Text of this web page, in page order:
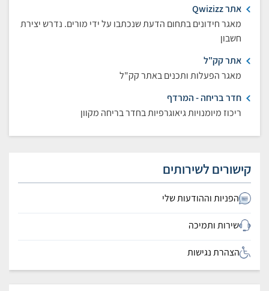
אתר Qwizizz
מאגר חידונים בתחום הדעת שנכתבו על ידי מורים. נדרש יצירת
חשבון
אתר קק"ל
מאגר הפעלות ותכנים באתר קק"ל
חדר בריחה - המרדף
ריכוז מיומנויות גיאוגרפיות בחדר בריחה מקוון
קישורים לשירותים
הפניות וההודעות שלי
שירות ותמיכה
הצהרת נגישות